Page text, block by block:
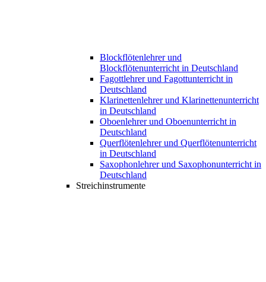
Blockflötenlehrer und
Blockflötenunterricht in Deutschland
Fagottlehrer und Fagottunterricht in
Deutschland
Klarinettenlehrer und Klarinettenunterricht
in Deutschland
Oboenlehrer und Oboenunterricht in
Deutschland
Querflötenlehrer und Querflötenunterricht
in Deutschland
Saxophonlehrer und Saxophonunterricht in
Deutschland
Streichinstrumente